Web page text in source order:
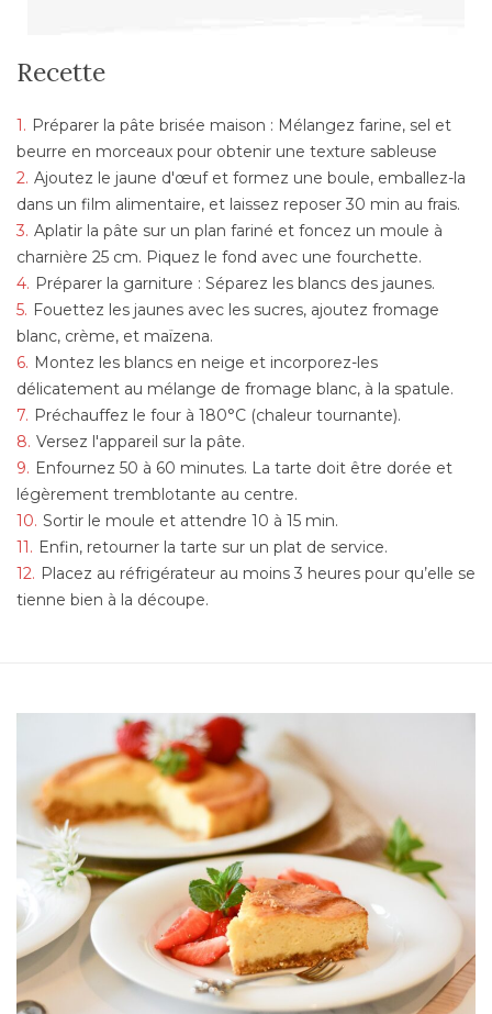
Recette
Préparer la pâte brisée maison : Mélangez farine, sel et
beurre en morceaux pour obtenir une texture sableuse
Ajoutez le jaune d'œuf et formez une boule, emballez-la
dans un film alimentaire, et laissez reposer 30 min au frais.
Aplatir la pâte sur un plan fariné et foncez un moule à
charnière 25 cm. Piquez le fond avec une fourchette.
Préparer la garniture : Séparez les blancs des jaunes.
Fouettez les jaunes avec les sucres, ajoutez fromage
blanc, crème, et maïzena.
Montez les blancs en neige et incorporez-les
délicatement au mélange de fromage blanc, à la spatule.
Préchauffez le four à 180°C (chaleur tournante).
Versez l'appareil sur la pâte.
Enfournez 50 à 60 minutes. La tarte doit être dorée et
légèrement tremblotante au centre.
Sortir le moule et attendre 10 à 15 min.
Enfin, retourner la tarte sur un plat de service.
Placez au réfrigérateur au moins 3 heures pour qu’elle se
tienne bien à la découpe.